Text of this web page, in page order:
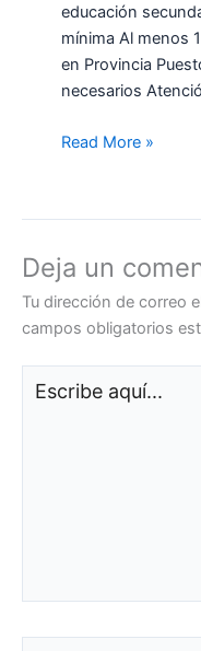
educación
mínima Al menos
en Provincia
necesarios
Read More »
Deja un
Tu dirección de correo
campos obligatorios
aquí...